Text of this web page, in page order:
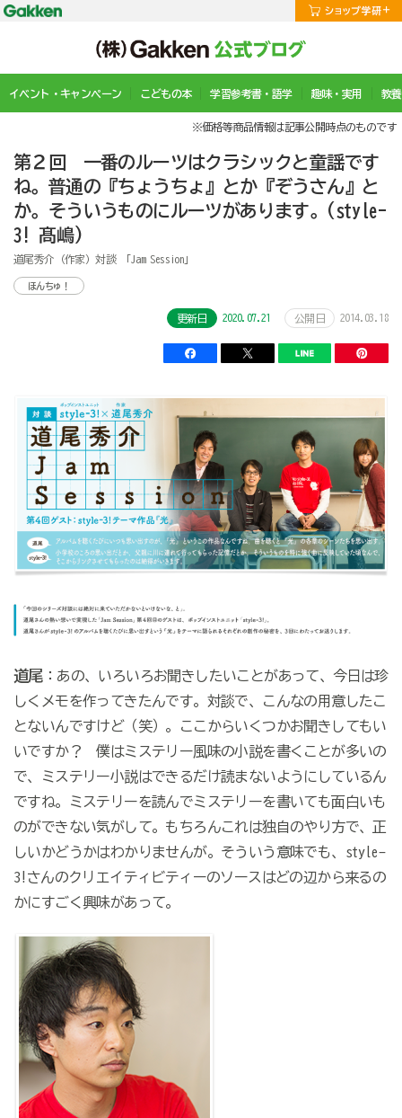
イベント・キャンペーン こどもの本 学習参考書・語学 趣味・実用 教
※価格等商品情報は記事公開時点のものです
第２回 一番のルーツはクラシックと童謡です
ね。普通の『ちょうちょ』とか『ぞうさん』と
か。そういうものにルーツがあります。(style-
3! 髙嶋)
道尾秀介（作家）対談 「Jam Session」
ほんちゅ！
更新日 2020.07.21 公開日 2014.03.18
道尾：あの、いろいろお聞きしたいことがあって、今日は珍
しくメモを作ってきたんです。対談で、こんなの用意したこ
とないんですけど（笑）。ここからいくつかお聞きしてもい
いですか？ 僕はミステリー風味の小説を書くことが多いの
で、ミステリー小説はできるだけ読まないようにしているん
ですね。ミステリーを読んでミステリーを書いても面白いも
のができない気がして。もちろんこれは独自のやり方で、正
しいかどうかはわかりませんが。そういう意味でも、style-
3!さんのクリエイティビティーのソースはどの辺から来るの
かにすごく興味があって。